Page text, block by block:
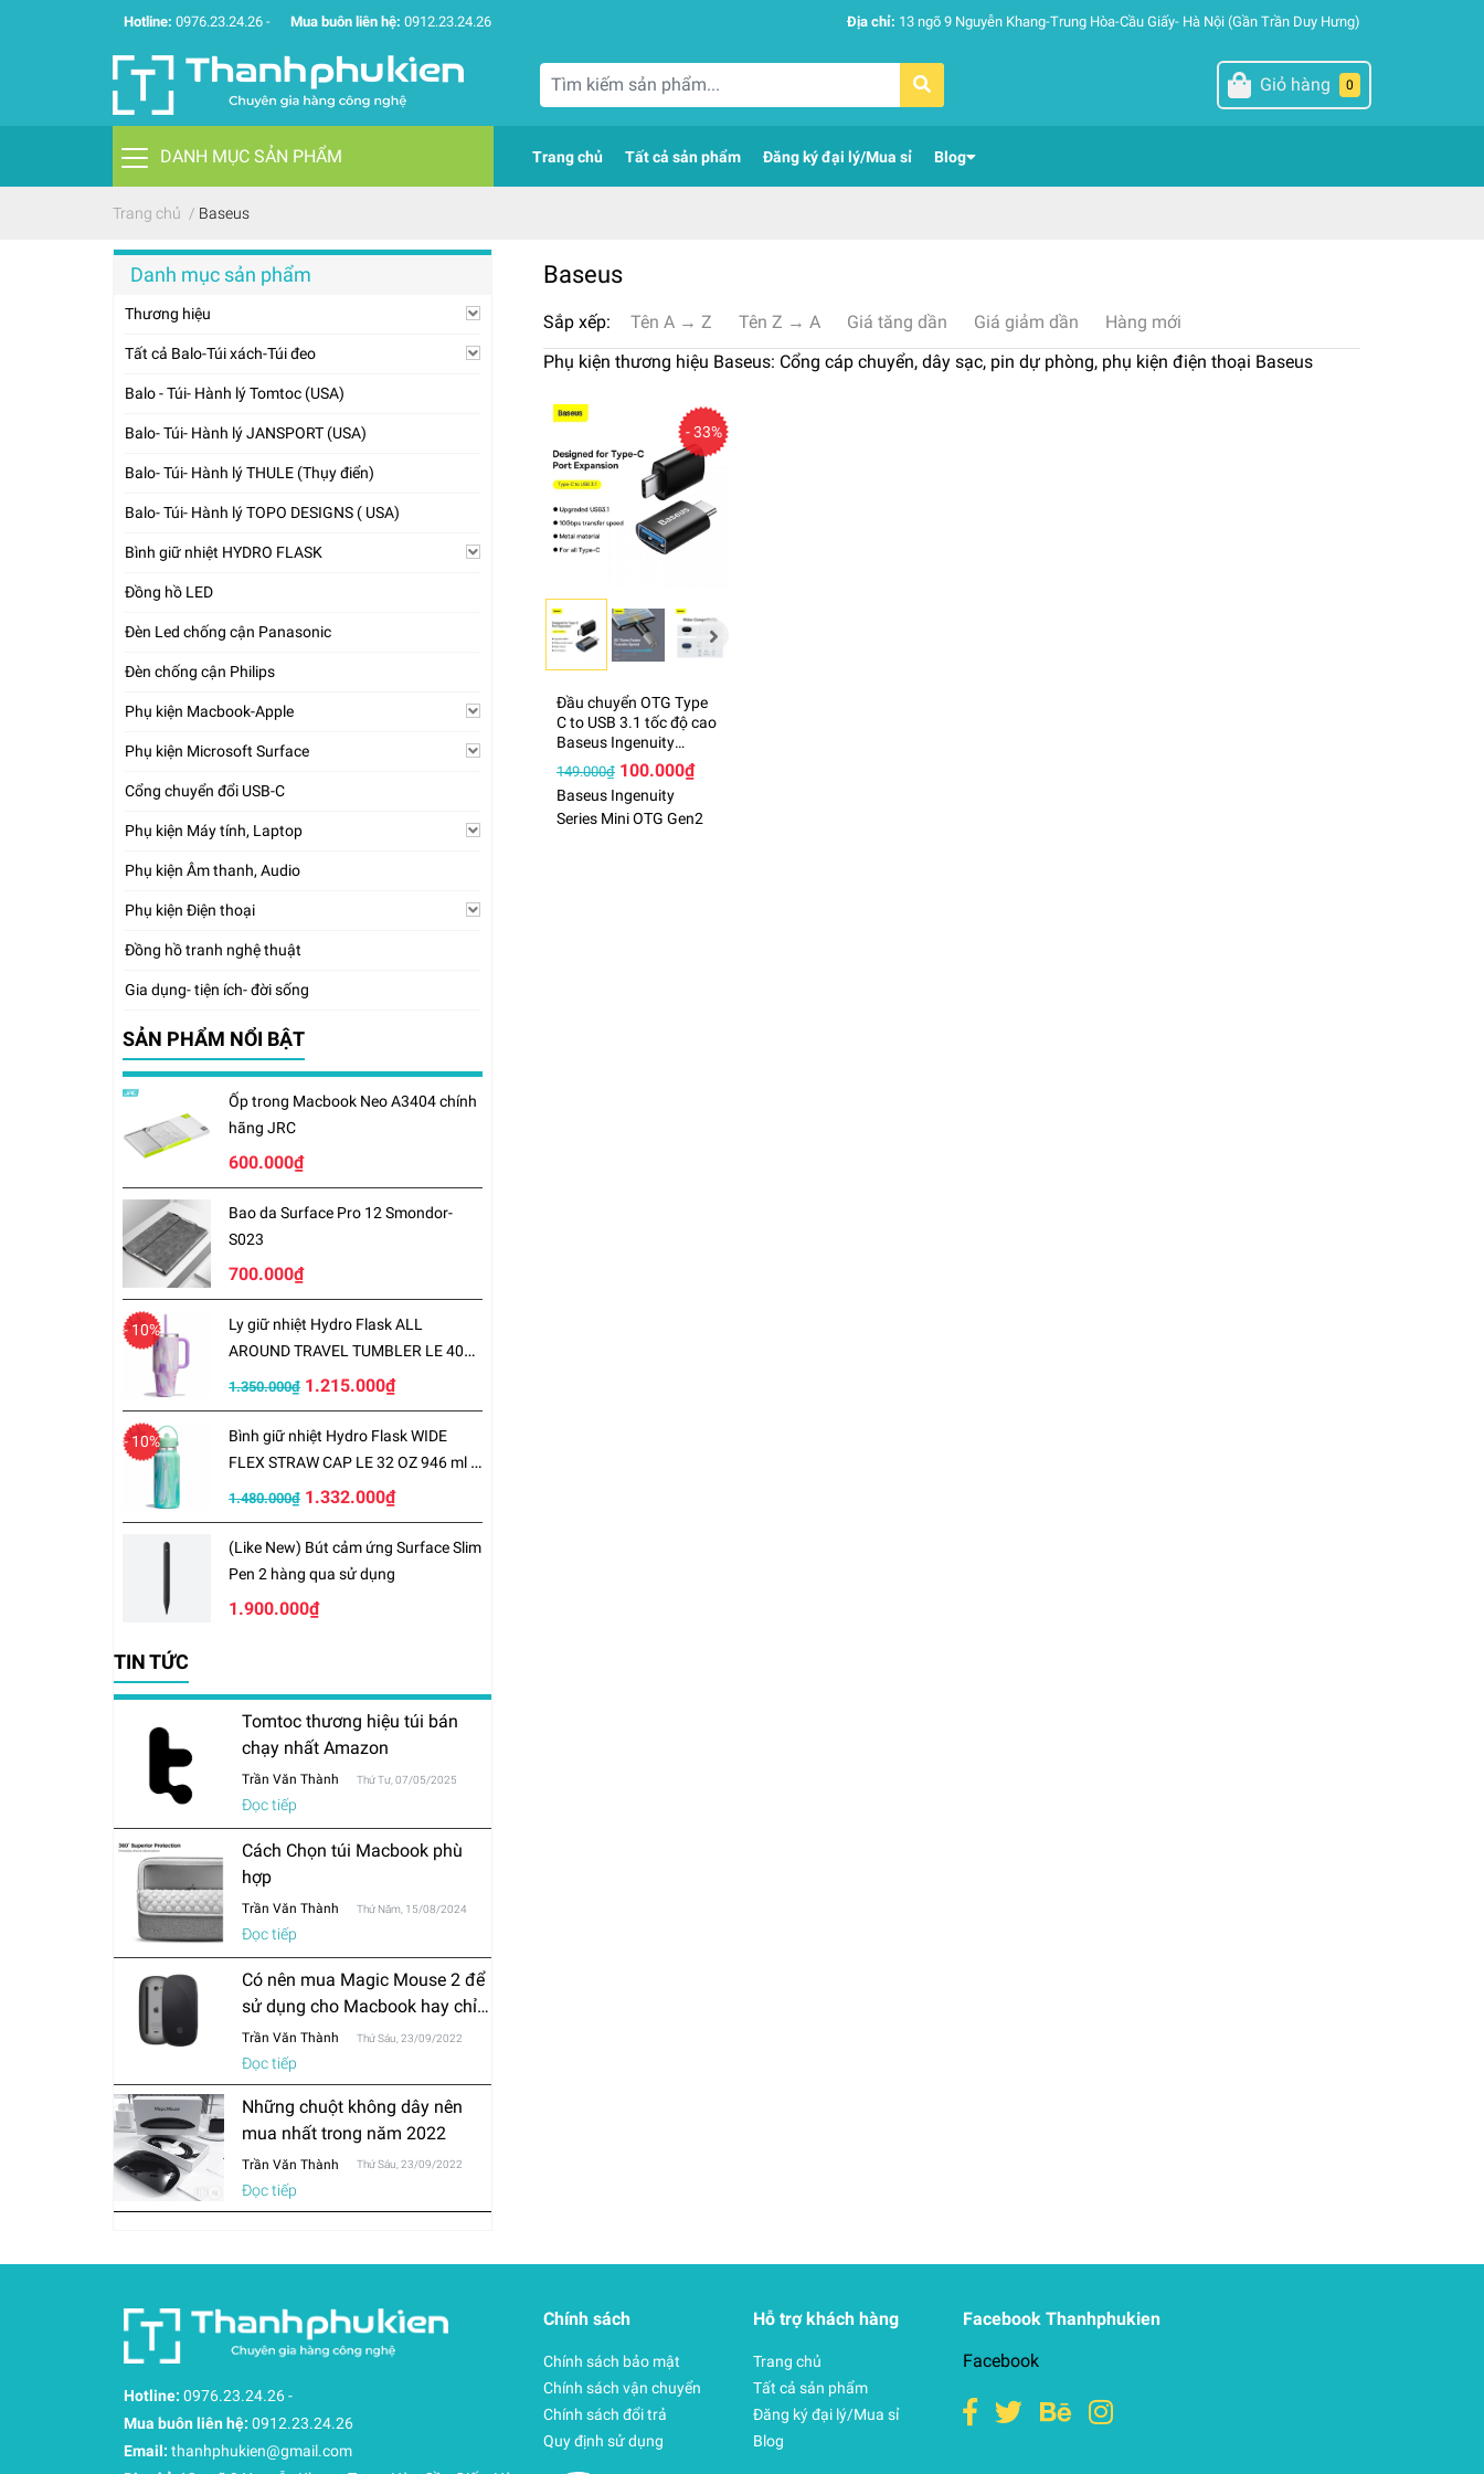
Hotline: 0976.23.24.26 - Mua buôn liên hệ: 0912.23.24.26 Địa chỉ: 13 ngõ 9 Nguyễn Khang-Trung Hòa-Cầu Giấy- Hà Nội (Gần Trần Duy Hưng)
Giỏ hàng 0
DANH MỤC SẢN PHẨM Trang chủ Tất cả sản phẩm Đăng ký đại lý/Mua sỉ Blog
Trang chủ / Baseus
Baseus
Sắp xếp: Tên A → Z Tên Z → A Giá tăng dần Giá giảm dần
Hàng mới
Phụ kiện thương hiệu Baseus: Cổng cáp chuyển, dây sạc, pin dự phòng, phụ kiện điện thoại Baseus
- 33%
Đầu chuyển OTG Type
C to USB 3.1 tốc độ cao
Baseus Ingenuity
Series Mini OTG Gen2
149.000₫ 100.000₫
Baseus Ingenuity
Series Mini OTG Gen2
Danh mục sản phẩm
Thương hiệu
Tất cả Balo-Túi xách-Túi đeo
Balo - Túi- Hành lý Tomtoc (USA)
Balo- Túi- Hành lý JANSPORT (USA)
Balo- Túi- Hành lý THULE (Thụy điển)
Balo- Túi- Hành lý TOPO DESIGNS ( USA)
Bình giữ nhiệt HYDRO FLASK
Đồng hồ LED
Đèn Led chống cận Panasonic
Đèn chống cận Philips
Phụ kiện Macbook-Apple
Phụ kiện Microsoft Surface
Cổng chuyển đổi USB-C
Phụ kiện Máy tính, Laptop
Phụ kiện Âm thanh, Audio
Phụ kiện Điện thoại
Đồng hồ tranh nghệ thuật
Gia dụng- tiện ích- đời sống
SẢN PHẨM NỔI BẬT
Ốp trong Macbook Neo A3404 chính
hãng JRC
600.000₫
Bao da Surface Pro 12 Smondor-
S023
700.000₫
Ly giữ nhiệt Hydro Flask ALL
AROUND TRAVEL TUMBLER LE 40
OZ 1183 ml – LE-S25TT40
1.350.000₫ 1.215.000₫
- 10%
Bình giữ nhiệt Hydro Flask WIDE
FLEX STRAW CAP LE 32 OZ 946 ml –
LE-S25W32
1.480.000₫ 1.332.000₫
- 10%
(Like New) Bút cảm ứng Surface Slim
Pen 2 hàng qua sử dụng
1.900.000₫
TIN TỨC
Tomtoc thương hiệu túi bán
chạy nhất Amazon
Trần Văn Thành Thứ Tư, 07/05/2025
Đọc tiếp
Cách Chọn túi Macbook phù
hợp
Trần Văn Thành Thứ Năm, 15/08/2024
Đọc tiếp
Có nên mua Magic Mouse 2 để
sử dụng cho Macbook hay chỉ
mua chuột thông thường?
Trần Văn Thành Thứ Sáu, 23/09/2022
Đọc tiếp
Những chuột không dây nên
mua nhất trong năm 2022
Trần Văn Thành Thứ Sáu, 23/09/2022
Đọc tiếp
Hotline: 0976.23.24.26-
Mua buôn liên hệ: 0912.23.24.26
Email: thanhphukien@gmail.com
Chính sách
Chính sách bảo mật
Chính sách vận chuyển
Chính sách đổi trả
Quy định sử dụng
Hỗ trợ khách hàng
Trang chủ
Tất cả sản phẩm
Đăng ký đại lý/Mua sỉ
Blog
Facebook Thanhphukien
Facebook